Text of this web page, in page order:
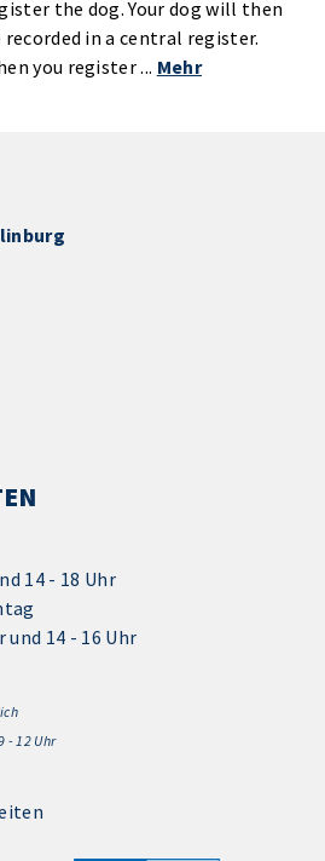
the dog. Your dog will then
recorded in a central register.
you register ... Mehr
14 - 18 Uhr
und 14 - 16 Uhr
- 12 Uhr